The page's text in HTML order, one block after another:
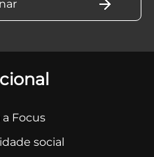
Focus
social